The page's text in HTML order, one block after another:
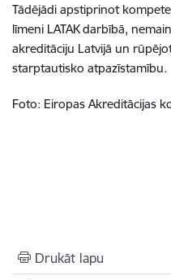
Tādējādi apstiprinot
līmeni LATAK darbībā,
akreditāciju Latvijā un
starptautisko atpazīstamību.
Foto: Eiropas Akreditācijas
Drukāt lapu